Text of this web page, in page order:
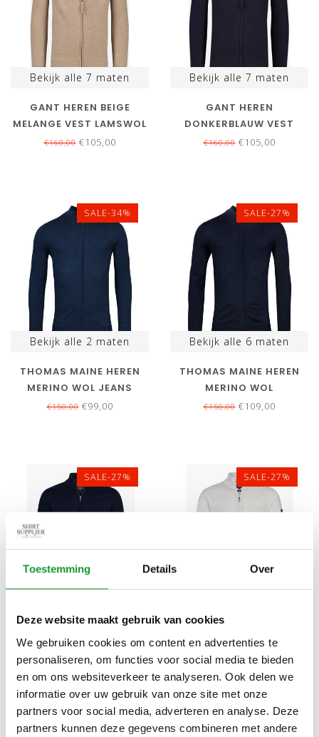
Toestemming Details Over
Deze website maakt gebruik van cookies
We gebruiken cookies om content en advertenties te
personaliseren, om functies voor social media te bieden
en om ons websiteverkeer te analyseren. Ook delen we
informatie over uw gebruik van onze site met onze
partners voor social media, adverteren en analyse. Deze
partners kunnen deze gegevens combineren met andere
Bekijk alle 7 maten
GANT HEREN BEIGE
MELANGE VEST LAMSWOL
€160,00€105,00
Bekijk alle 7 maten
GANT HEREN
DONKERBLAUW VEST
LAMSWOL
€160,00€105,00
SALE-34%
Bekijk alle 2 maten
THOMAS MAINE HEREN
MERINO WOL JEANS
BLAUW VEST MET RITS
€150,00€99,00
SALE-27%
Bekijk alle 6 maten
THOMAS MAINE HEREN
MERINO WOL
DONKERBLAUW VEST MET
€150,00€109,00
SALE-27%
EDITION HEREN
DONKERBLAUW VEST MET
RITS
SALE-27%
RITS KLEUR KIT